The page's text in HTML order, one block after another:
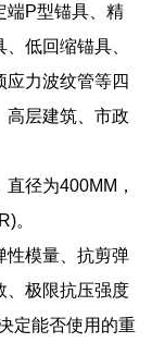
端P型锚具、精
低回缩锚具、
应力波纹管等四
高层建筑、市政
径为400MM，
。
性模量、抗剪弹
、极限抗压强度
定能否使用的重